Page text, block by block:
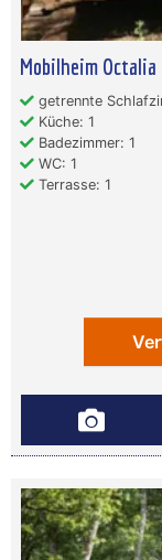
Mobilheim Octalia
getrennte
Küche: 1
Badezimmer: 1
WC: 1
Terrasse: 1